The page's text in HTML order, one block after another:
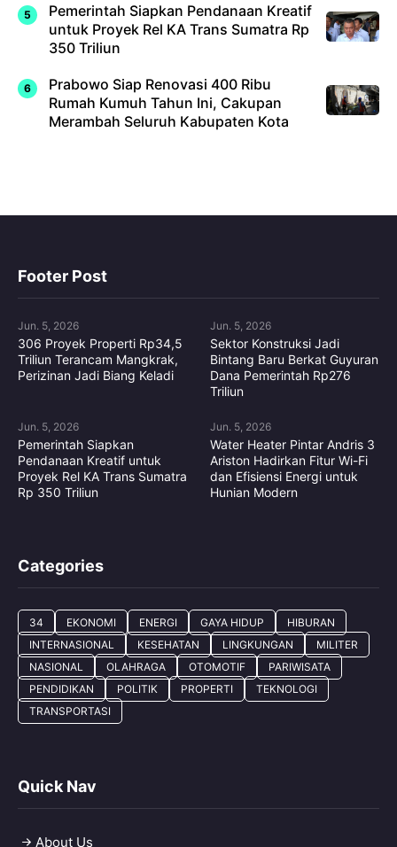
Pemerintah Siapkan Pendanaan Kreatif
untuk Proyek Rel KA Trans Sumatra Rp
350 Triliun
Prabowo Siap Renovasi 400 Ribu
Rumah Kumuh Tahun Ini, Cakupan
Merambah Seluruh Kabupaten Kota
Footer Post
Jun. 5, 2026
306 Proyek Properti Rp34,5
Triliun Terancam Mangkrak,
Perizinan Jadi Biang Keladi
Jun. 5, 2026
Sektor Konstruksi Jadi
Bintang Baru Berkat Guyuran
Dana Pemerintah Rp276
Triliun
Jun. 5, 2026
Pemerintah Siapkan
Pendanaan Kreatif untuk
Proyek Rel KA Trans Sumatra
Rp 350 Triliun
Jun. 5, 2026
Water Heater Pintar Andris 3
Ariston Hadirkan Fitur Wi-Fi
dan Efisiensi Energi untuk
Hunian Modern
Categories
34 EKONOMI ENERGI GAYA HIDUP
HIBURAN
INTERNASIONAL
KESEHATAN LINGKUNGAN
MILITER
NASIONAL
OLAHRAGA OTOMOTIF
PARIWISATA
PENDIDIKAN
POLITIK PROPERTI
TEKNOLOGI
TRANSPORTASI
Quick Nav
About Us